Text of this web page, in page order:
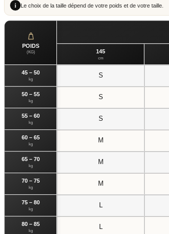
i Le choix de la taille dépend de votre poids et de votre taille.
POIDS
(KG) 145
cm
45 – 50
kg
S
50 – 55
kg
S
55 – 60
kg
S
60 – 65
kg
M
65 – 70
kg
M
70 – 75
kg
M
75 – 80
kg
L
80 – 85
kg
L